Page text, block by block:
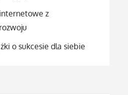
z
o sukcesie dla siebie